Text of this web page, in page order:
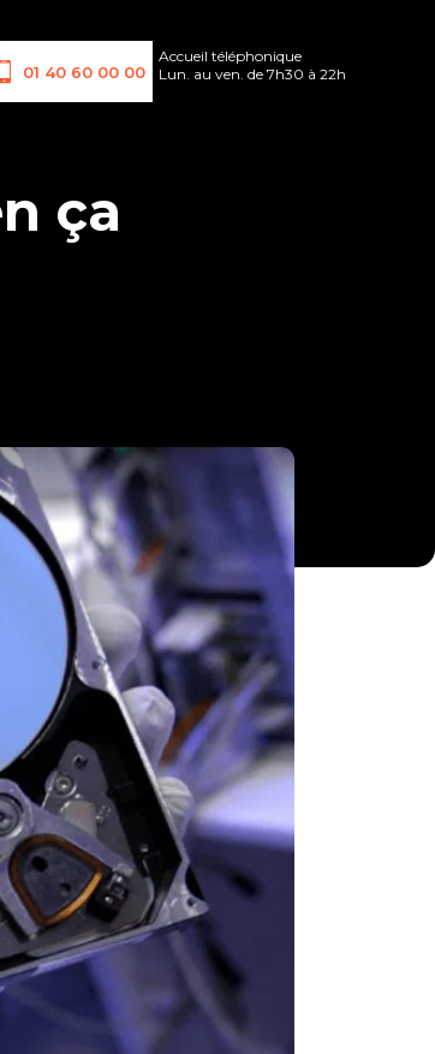
01 40 60 00 00
Accueil téléphonique
Lun. au ven. de 7h30 à 22h
ça